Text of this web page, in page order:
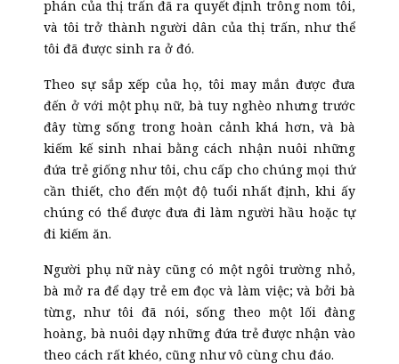
phán của thị trấn đã ra quyết định trông nom tôi,
và tôi trở thành người dân của thị trấn, như thể
tôi đã được sinh ra ở đó.
Theo sự sắp xếp của họ, tôi may mắn được đưa
đến ở với một phụ nữ, bà tuy nghèo nhưng trước
đây từng sống trong hoàn cảnh khá hơn, và bà
kiếm kế sinh nhai bằng cách nhận nuôi những
đứa trẻ giống như tôi, chu cấp cho chúng mọi thứ
cần thiết, cho đến một độ tuổi nhất định, khi ấy
chúng có thể được đưa đi làm người hầu hoặc tự
đi kiếm ăn.
Người phụ nữ này cũng có một ngôi trường nhỏ,
bà mở ra để dạy trẻ em đọc và làm việc; và bởi bà
từng, như tôi đã nói, sống theo một lối đàng
hoàng, bà nuôi dạy những đứa trẻ được nhận vào
theo cách rất khéo, cũng như vô cùng chu đáo.